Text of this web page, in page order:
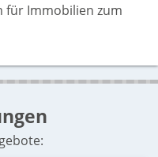
Immobilien zum